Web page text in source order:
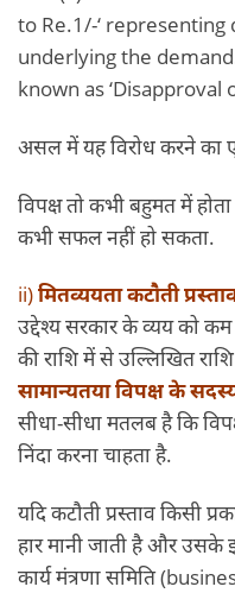
to Re.1/-‘
underlying the
known as ‘Disapproval
असल में यह विरोध करने का
विपक्ष तो कभी बहुमत में
कभी सफल नहीं हो सकता.
ii)मितव्ययता कटौती
उद्देश्य सरकार के व्यय को
की राशि में से उल्लिखित
सामान्यतया विपक्ष के
सीधा-सीधा मतलब है कि
निंदा करना चाहता है.
यदि कटौती प्रस्ताव किसी
हार मानी जाती है और उसके
कार्य मंत्रणा समिति